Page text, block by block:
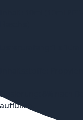
Inhalt: 10ml (10ml
Dosierung: 8% nach
auffüllen.